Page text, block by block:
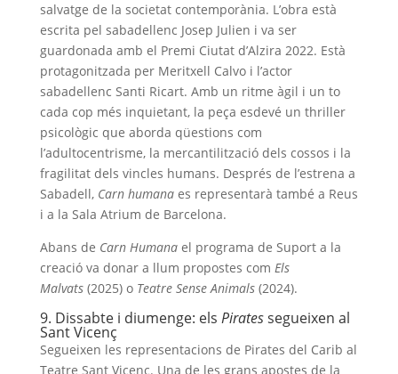
salvatge de la societat contemporània. L’obra està
escrita pel sabadellenc Josep Julien i va ser
guardonada amb el Premi Ciutat d’Alzira 2022. Està
protagonitzada per Meritxell Calvo i l’actor
sabadellenc Santi Ricart. Amb un ritme àgil i un to
cada cop més inquietant, la peça esdevé un thriller
psicològic que aborda qüestions com
l’adultocentrisme, la mercantilització dels cossos i la
fragilitat dels vincles humans. Després de l’estrena a
Sabadell, Carn humanaes representarà també a Reus
i a la Sala Atrium de Barcelona.
Abans de Carn Humanael programa de Suport a la
creació va donar a llum propostes com Els
Malvats (2025) o Teatre Sense Animals(2024).
9. Dissabte i diumenge: els Piratessegueixen al
Sant Vicenç
Segueixen les representacions de Pirates del Carib al
Teatre Sant Vicenç. Una de les grans apostes de la